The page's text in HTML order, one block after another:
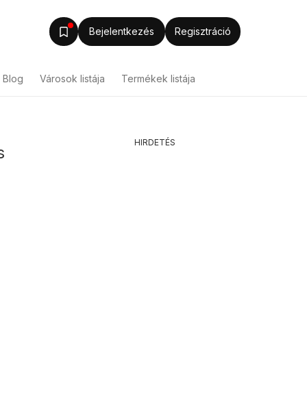
Bejelentkezés Regisztráció
Blog Városok listája Termékek listája
HIRDETÉS